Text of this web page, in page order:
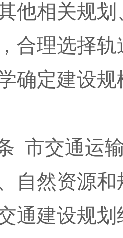
他相关规
合理选择
确定建设
市交通运
自然资源
通建设规